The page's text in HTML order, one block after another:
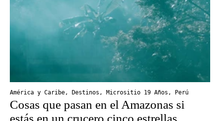
América y Caribe, Destinos , Micrositio 19 Años , Perú
Cosas que pasan en el Amazonas si